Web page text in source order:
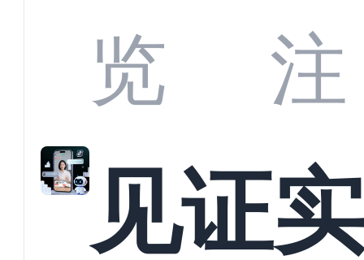
商深度
解析：
览
注
见证实